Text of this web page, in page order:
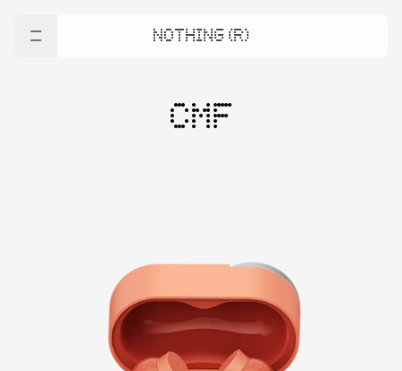
NOTHING (R)
CMF